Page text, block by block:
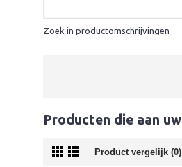
Zoek in productomschrijvingen
Producten die aan
Product vergelijk (0)